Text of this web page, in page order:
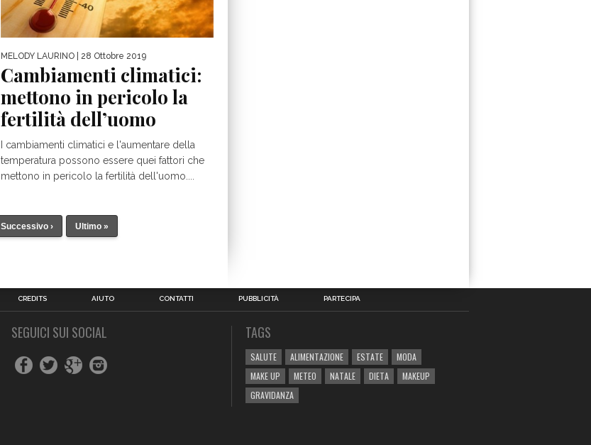
MELODY LAURINO | 28 Ottobre 2019
Cambiamenti climatici:
mettono in pericolo la
fertilità dell’uomo
I cambiamenti climatici e l'aumentare della
temperatura possono essere quei fattori che
mettono in pericolo la fertilità dell'uomo....
Successivo › Ultimo »
CREDITS AIUTO CONTATTI PUBBLICITÀ PARTECIPA
SEGUICI SUI SOCIAL TAGS
SALUTE ALIMENTAZIONE ESTATE
MODA
MAKE UP
METEO NATALE DIETA
MAKEUP
GRAVIDANZA